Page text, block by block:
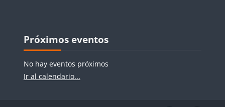
Bloques
Próximos eventos
No hay eventos próximos
Ir al calendario...